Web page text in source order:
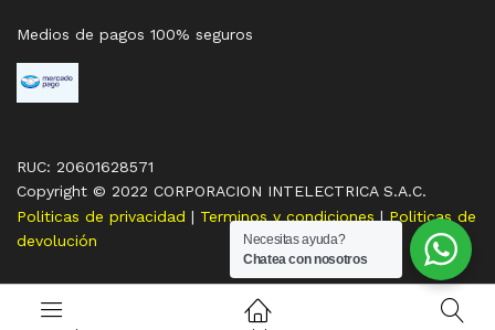
RUC: 20601628571
Copyright © 2022 CORPORACION INTELECTRICA S.A.C.
Medios de pagos 100% seguros
Politicas de privacidad | Terminos y condiciones | Politicas de
devolución
Necesitas ayuda?
Chatea con nosotros